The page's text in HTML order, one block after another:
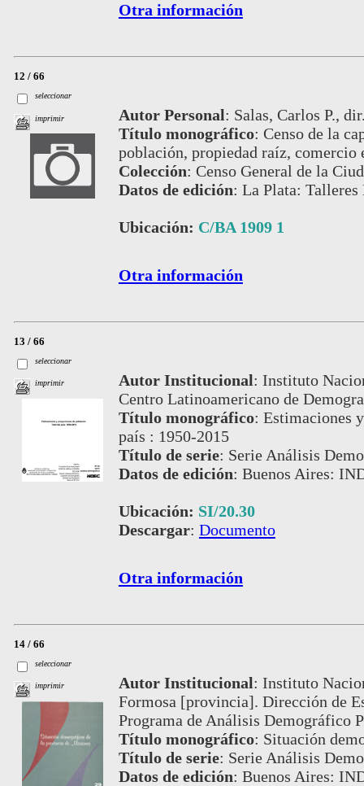
Otra información
12 / 66
seleccionar
imprimir Autor Personal: Salas, Carlos P.,
Título monográfico: Censo de la
población, propiedad raíz, comercio
Colección: Censo General de la
Datos de edición: La Plata: Talleres
Ubicación: C/BA 1909 1
Otra información
13 / 66
seleccionar
imprimir Autor Institucional: Instituto
Centro Latinoamericano de
Título monográfico: Estimaciones
país : 1950-2015
Título de serie: Serie Análisis
Datos de edición: Buenos Aires:
Ubicación: SI/20.30
Descargar: Documento
Otra información
14 / 66
seleccionar
imprimir Autor Institucional: Instituto
Formosa [provincia]. Dirección de
Programa de Análisis Demográfico
Título monográfico: Situación
Título de serie: Serie Análisis
Datos de edición: Buenos Aires: